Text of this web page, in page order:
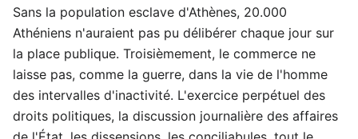
Sans la population esclave d'Athènes, 20.000
Athéniens n'auraient pas pu délibérer chaque jour sur
la place publique. Troisièmement, le commerce ne
laisse pas, comme la guerre, dans la vie de l'homme
des intervalles d'inactivité. L'exercice perpétuel des
droits politiques, la discussion journalière des affaires